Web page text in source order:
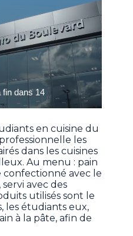
en cuisine du
les
dans les cuisines
Au menu : pain
confectionné avec le
avec des
utilisés sont le
les étudiants eux,
à la pâte, afin de